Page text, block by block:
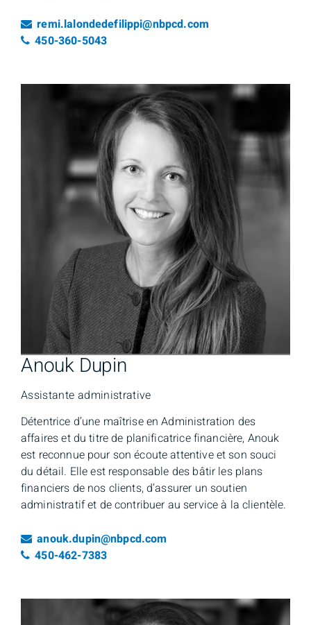
Email
remi.lalondedefilippi@nbpcd.com
Numéro de téléphone
450-360-5043
Anouk Dupin
Assistante administrative
Détentrice d’une maîtrise en Administration des
affaires et du titre de planificatrice financière, Anouk
est reconnue pour son écoute attentive et son souci
du détail. Elle est responsable des bâtir les plans
financiers de nos clients, d’assurer un soutien
administratif et de contribuer au service à la clientèle.
Email
anouk.dupin@nbpcd.com
Numéro de téléphone
450-462-7383